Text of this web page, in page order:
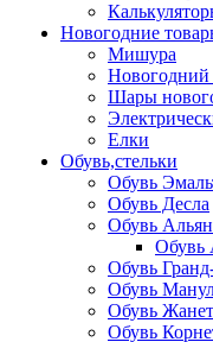
Новогодние
Мишура
Новогодний
Шары
Елки
Обувь,стельки
Обувь
Обувь Десла
Обувь
Обувь
Обувь
Обувь
Обувь
Обувь